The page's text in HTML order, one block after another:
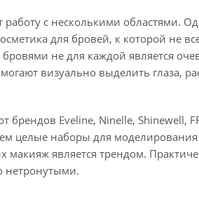
работу с несколькими областями.
для бровей, к которой не
бровями не для каждой является
визуально выделить глаза,
Eveline, Ninelle, Shinewell,
целые наборы для
макияж является трендом.
нетронутыми.